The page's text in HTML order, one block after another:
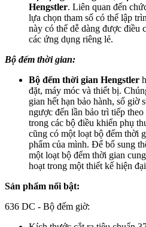
Hengstler. Liên quan đến
lựa chọn tham số có thể lập
này có thể dễ dàng được điều
các ứng dụng riêng lẻ.
Bộ đếm thời gian:
Bộ đếm thời gian Hengstler
đặt, máy móc và thiết bị.
gian hết hạn bảo hành, số giờ
ngược đến lần bảo trì tiếp
trong các bộ điều khiển phụ
cũng có một loạt bộ đếm thời
phẩm của mình. Để bổ sung
một loạt bộ đếm thời gian
hoạt trong một thiết kế hiện
Sản phẩm nổi bật:
636 DC - Bộ đếm giờ: